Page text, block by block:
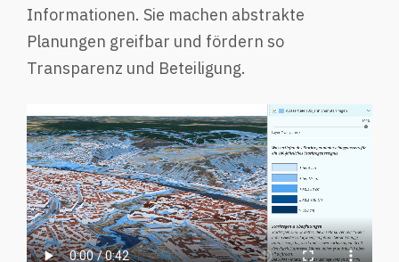
Informationen. Sie machen abstrakte
Planungen greifbar und fördern so
Transparenz und Beteiligung.